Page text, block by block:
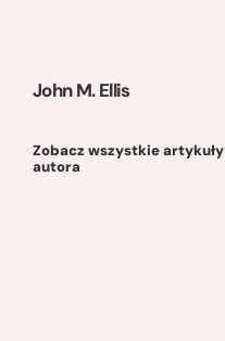
John M. Ellis
Zobacz wszystkie artykuły
autora